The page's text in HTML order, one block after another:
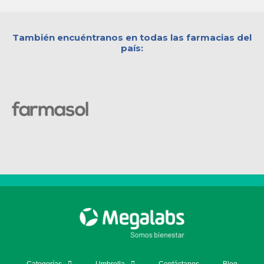
También encuéntranos en todas las farmacias del
país: